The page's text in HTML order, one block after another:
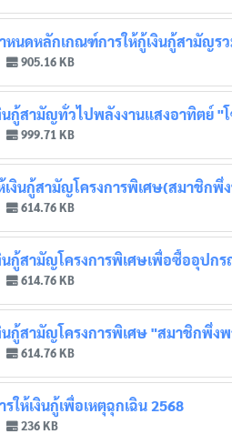
หนดหลักเกณฑ์การให้กู้เงินกู้สามัญร
905.16 KB
นกู้สามัญทั่วไปพลังงานแสงอาทิตย์ "
999.71 KB
เงินกู้สามัญโครงการพิเศษ(สมาชิก
614.76 KB
นกู้สามัญโครงการพิเศษเพื่อซื้ออุปก
614.76 KB
นกู้สามัญโครงการพิเศษ "สมาชิกพึ่ง
614.76 KB
ให้เงินกู้เพื่อเหตุฉุกเฉิน 2568
236 KB